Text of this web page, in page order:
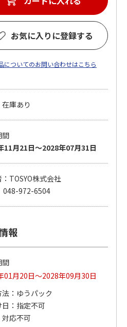
ポムプリン30th
円
別・税込)
令和八年七月場所
お気に入りに登録する
についてのお問い合わせはこちら
庫あり
間
11月21日～2028年07月31日
TOSYO株式会社
048-972-6504
報
間
01月20日～2028年09月30日
ゆうパック
指定不可
対応不可